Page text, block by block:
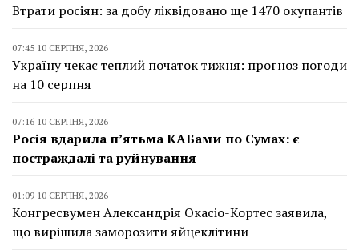
Втрати росіян: за добу ліквідовано ще 1470 окупантів
07:45 10 СЕРПНЯ, 2026
Україну чекає теплий початок тижня: прогноз погоди
на 10 серпня
07:16 10 СЕРПНЯ, 2026
Росія вдарила п’ятьма КАБами по Сумах: є
постраждалі та руйнування
01:09 10 СЕРПНЯ, 2026
Конгресвумен Александрія Окасіо-Кортес заявила,
що вирішила заморозити яйцеклітини